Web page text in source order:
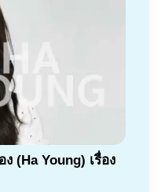
(Ha Young) เรื่อง